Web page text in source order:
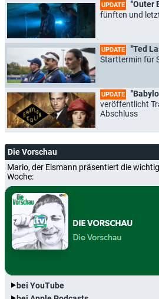
UPDATE "Outer
fünften und
UPDATE "Ted
Starttermin für
UPDATE
veröffentlicht
Abschluss
Die Vorschau
Mario, der Eismann präsentiert die
Woche:
bei YouTube